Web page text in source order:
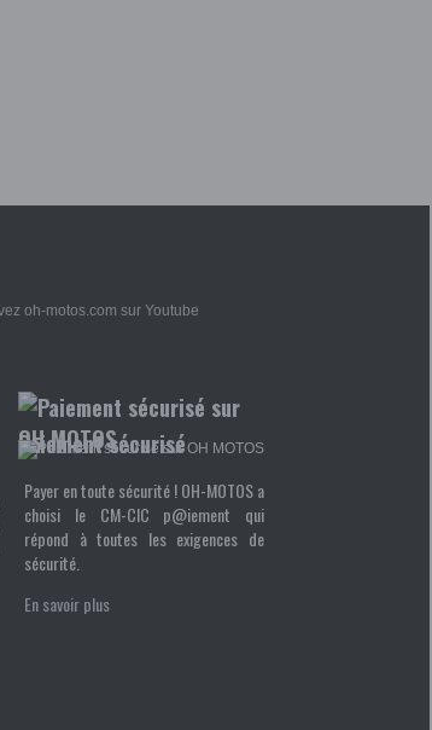
Paiement sécurisé
Payer en toute sécurité ! OH-MOTOS a
choisi le CM-CIC p@iement qui
répond à toutes les exigences de
sécurité.
En savoir plus